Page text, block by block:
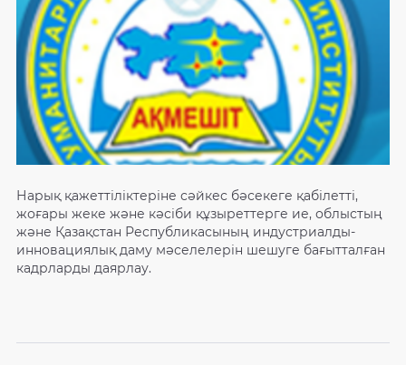
Нарық қажеттіліктеріне сәйкес бәсекеге қабілетті,
жоғары жеке және кәсіби құзыреттерге ие, облыстың
және Қазақстан Республикасының индустриалды-
инновациялық даму мәселелерін шешуге бағытталған
кадрларды даярлау.